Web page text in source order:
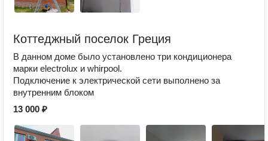
Коттеджный поселок Греция
В данном доме было установлено три кондиционера
марки electrolux и whirpool.
Подключение к электрической сети выполнено за
внутренним блоком
13 000 ₽